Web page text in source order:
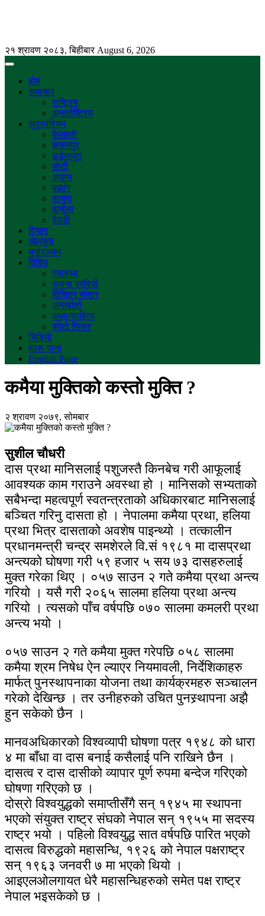
२१ श्रावण २०८३, बिहीबार August 6, 2026
होम
समाचार
राष्ट्रिय
अन्तर्राष्ट्रिय
सुदुरपश्चिम
कैलाली
कंचनपुर
डडेलधुरा
डोटी
अछाम
बझांग
बाजुरा
दार्चुला
बैतडी
विचार
खेलकुद
मनोरञ्जन
विविध
स्वास्थ्य
सुचना प्रविधी
विचित्र संसार
अन्तर्वार्ता
कला/साहित्य
फोटो फिचर
भिडियो
थारू पाना
English Page
कमैया मुक्तिको कस्तो मुक्ति ?
२ श्रावण २०७९, सोमबार
सुशील चौधरी
दास प्रथा मानिसलाई पशुजस्तै किनबेच गरी आफूलाई
आवश्यक काम गराउने अवस्था हो । मानिसको सभ्यताको
सबैभन्दा महत्वपूर्ण स्वतन्त्रताको अधिकारबाट मानिसलाई
बञ्चित गरिनु दासता हो । नेपालमा कमैया प्रथा, हलिया
प्रथा भित्र दासताको अवशेष पाइन्थ्यो । तत्कालीन
प्रधानमन्त्री चन्द्र समशेरले वि.सं १९८१ मा दासप्रथा
अन्त्यको घोषणा गरी ५९ हजार ५ सय ७३ दासहरुलाई
मुक्त गरेका थिए । ०५७ साउन २ गते कमैया प्रथा अन्त्य
गरियो । यसै गरी २०६५ सालमा हलिया प्रथा अन्त्य
गरियो । त्यसको पाँच वर्षपछि ०७० सालमा कमलरी प्रथा
अन्त्य भयो ।
०५७ साउन २ गते कमैया मुक्त गरेपछि ०५८ सालमा
कमैया श्रम निषेध ऐन ल्याएर नियमावली, निर्देशिकाहरु
मार्फत् पुनस्थापनाका योजना तथा कार्यक्रमहरु सञ्चालन
गरेको देखिन्छ । तर उनीहरुको उचित पुनस्र्थापना अझै
हुन सकेको छैन ।
मानवअधिकारको विश्वव्यापी घोषणा पत्र १९४८ को धारा
४ मा बाँधा वा दास बनाई कसैलाई पनि राखिने छैन ।
दासत्व र दास दासीको व्यापार पूर्ण रुपमा बन्देज गरिएको
घोषणा गरिएको छ ।
दोस्रो विश्वयुद्धको समाप्तीसँगै सन् १९४५ मा स्थापना
भएको संयुक्त राष्ट्र संघको नेपाल सन् १९५५ मा सदस्य
राष्ट्र भयो । पहिलो विश्वयुद्ध सात वर्षपछि पारित भएको
दासत्व विरुद्धको महासन्धि, १९२६ को नेपाल पक्षराष्ट्र
सन् १९६३ जनवरी ७ मा भएको थियो ।
आइएलओलगायत धेरै महासन्धिहरुको समेत पक्ष राष्ट्र
नेपाल भइसकेको छ ।